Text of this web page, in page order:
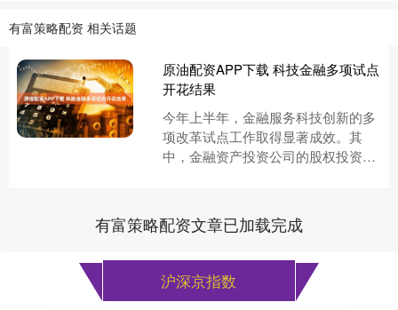
有富策略配资 相关话题
原油配资APP下载 科技金融多项试点
开花结果
今年上半年，金融服务科技创新的多
项改革试点工作取得显著成效。其
中，金融资产投资公司的股权投资试
点....
有富策略配资文章已加载完成
沪深京指数